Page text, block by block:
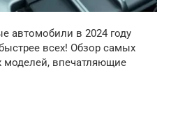
автомобили в 2024 году
всех! Обзор самых
впечатляющие